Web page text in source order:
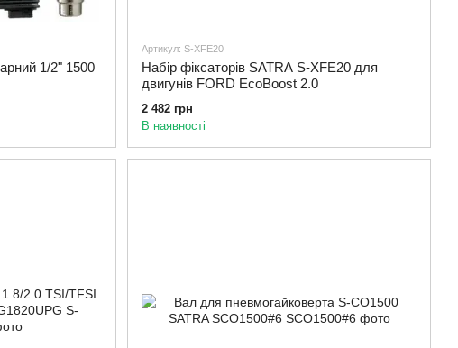
1/2" 1500
Артикул: S-XFE20
Набір фіксаторів SATRA S-XFE20 для
двигунів FORD EcoBoost 2.0
2 482 грн
В наявності